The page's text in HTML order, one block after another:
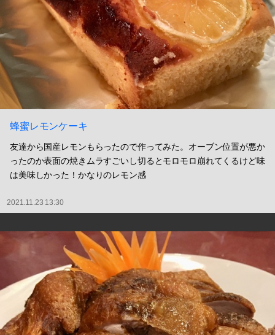
蜂蜜レモンケーキ
友達から国産レモンもらったので作ってみた。オーブン位置が悪か
ったのか表面の焼きムラすごいし切るとモロモロ崩れてくるけど味
は美味しかった！かなりのレモン感
2021.11.23 13:30